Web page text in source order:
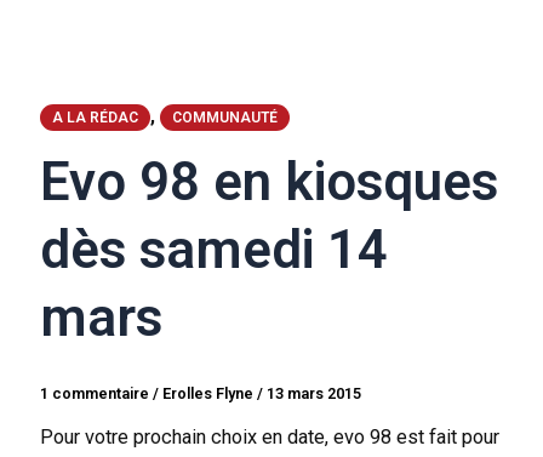
A LA RÉDAC , COMMUNAUTÉ
Evo 98 en kiosques
dès samedi 14
mars
1 commentaire / Erolles Flyne/ 13 mars 2015
Pour votre prochain choix en date, evo 98 est fait pour